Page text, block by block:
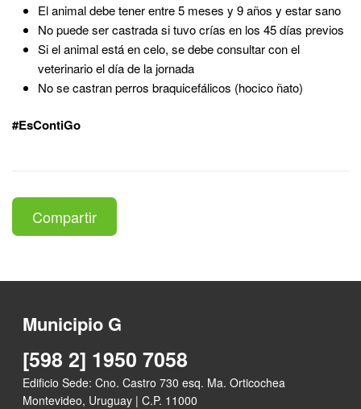
El animal debe tener entre 5 meses y 9 años y estar sano
No puede ser castrada si tuvo crías en los 45 días previos
Si el animal está en celo, se debe consultar con el
veterinario el día de la jornada
No se castran perros braquicefálicos (hocico ñato)
#EsContiGo
Compartir
Municipio G
[598 2] 1950 7058
Edificio Sede: Cno. Castro 730 esq. Ma. Orticochea
Montevideo, Uruguay | C.P. 11000